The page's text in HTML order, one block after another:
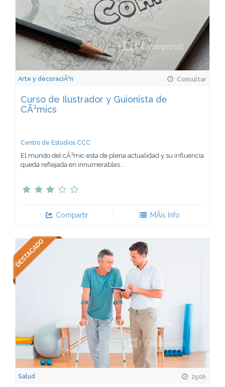
Arte y decoraciÃ³n Consultar
Curso de Ilustrador y Guionista de
CÃ³mics
Centro de Estudios CCC
El mundo del cÃ³mic esta de plena actualidad y su influencia
queda reflejada en innumerables...
Compartir MÃ¡s Info
Salud 250h